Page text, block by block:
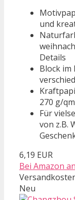
und
Details
Block im
270 g/qm
Für
von z.B.
6,19 EUR
Bei Amazon
Neu